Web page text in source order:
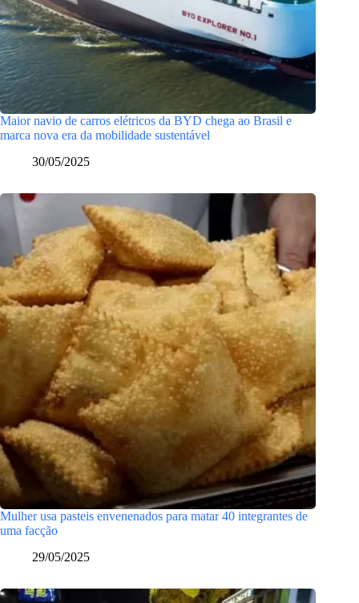
Maior navio de carros elétricos da BYD chega ao Brasil e
marca nova era da mobilidade sustentável
30/05/2025
Mulher usa pasteis envenenados para matar 40 integrantes de
uma facção
29/05/2025